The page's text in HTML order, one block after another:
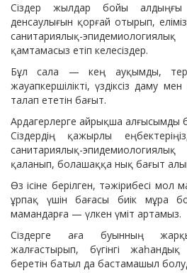
Сіздер жылдар бойы
денсаулығын қорғай отырып,
санитариялық-
қамтамасыз етіп келесіздер.
Бұл сала — кең ауқымды,
жауапкершілікті, үздіксіз даму
талап ететін бағыт.
Ардагерлерге айрықша алғысымды
Сіздердің қажырлы
санитариялық-
қаланып, болашаққа нық бағыт
Өз ісіне берілген, тәжірибесі мол
ұрпақ үшін бағасы биік мұра
мамандарға — үлкен үміт артамыз.
Сіздерге аға буынның
жалғастырып, бүгінгі
беретін батыл да бастамашыл